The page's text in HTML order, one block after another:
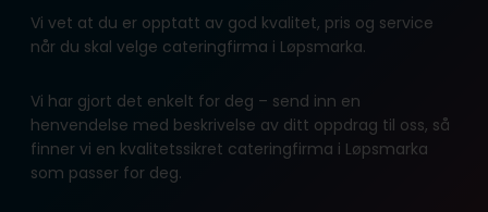
Vi vet at du er opptatt av god kvalitet, pris og service
når du skal velge cateringfirma i Løpsmarka.
Vi har gjort det enkelt for deg – send inn en
henvendelse med beskrivelse av ditt oppdrag til oss, så
finner vi en kvalitetssikret cateringfirma i Løpsmarka
som passer for deg.